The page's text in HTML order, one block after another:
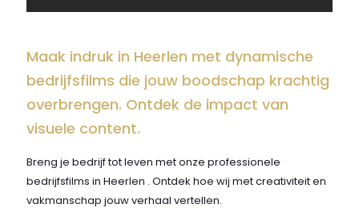
Maak indruk in Heerlen met dynamische
bedrijfsfilms die jouw boodschap krachtig
overbrengen. Ontdek de impact van
visuele content.
Breng je bedrijf tot leven met onze professionele
bedrijfsfilms in Heerlen . Ontdek hoe wij met creativiteit en
vakmanschap jouw verhaal vertellen.